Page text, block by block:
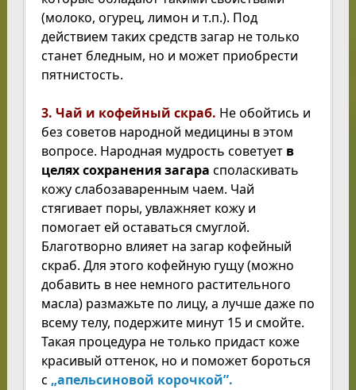
(молоко, огурец, лимон и т.п.). Под
действием таких средств загар не только
станет бледным, но и может приобрести
пятнистость.
3. Чай и кофейный скраб. Не обойтись и
без советов народной медицины в этом
вопросе. Народная мудрость советует в
целях сохранения загара споласкивать
кожу слабозаваренным чаем. Чай
стягивает поры, увлажняет кожу и
помогает ей оставаться смуглой.
Благотворно влияет на загар кофейный
скраб. Для этого кофейную гущу (можно
добавить в нее немного растительного
масла) размажьте по лицу, а лучше даже по
всему телу, подержите минут 15 и смойте.
Такая процедура не только придаст коже
красивый оттенок, но и поможет бороться
с „апельсиновой корочкой”.